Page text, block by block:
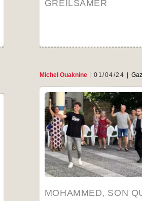
GREILSAMER
Michel Ouaknine 01/04/24
MOHAMMED, SON
Tous ceux qui l’ont
s’attacher à lui…
nous parlons de
étaient 2 Mohammed,
nous accompagner au
d’avant-premières du film
les voit d’ailleurs tous
…
Mohammed,
son
quotidien
à